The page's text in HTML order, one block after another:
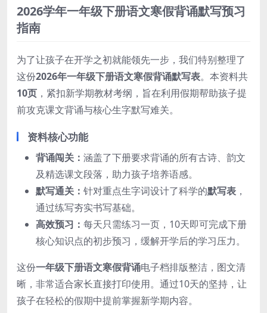
2026学年一年级下册语文寒假背诵默写预习
指南
为了让孩子在开学之初就能领先一步，我们特别整理了
这份2026年一年级下册语文寒假背诵默写表。本资料共
10页 ，紧扣新学期教材考纲，旨在利用假期帮助孩子提
前攻克课文背诵与核心生字默写难关。
资料核心功能
背诵闯关： 涵盖了下册要求背诵的所有古诗、韵文
及精选课文段落，助力孩子培养语感。
默写通关： 针对重点生字词设计了科学的默写表 ，
通过练写夯实书写基础。
高效预习： 每天只需练习一页，10天即可完成下册
核心知识点的初步预习，缓解开学后的学习压力。
这份一年级下册语文寒假背诵电子档排版整洁，图文清
晰，非常适合家长直接打印使用。通过10天的坚持，让
孩子在轻松的假期中提前掌握新学期内容。